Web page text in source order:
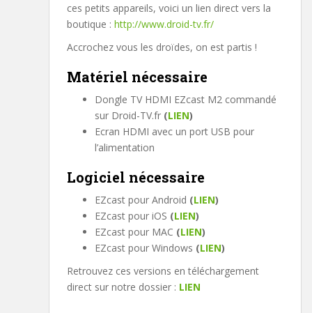
ces petits appareils, voici un lien direct vers la
boutique : http://www.droid-tv.fr/
Accrochez vous les droïdes, on est partis !
Matériel nécessaire
Dongle TV HDMI EZcast M2 commandé
sur Droid-TV.fr (LIEN)
Ecran HDMI avec un port USB pour
l’alimentation
Logiciel nécessaire
EZcast pour Android (LIEN)
EZcast pour iOS (LIEN)
EZcast pour MAC (LIEN)
EZcast pour Windows (LIEN)
Retrouvez ces versions en téléchargement
direct sur notre dossier : LIEN